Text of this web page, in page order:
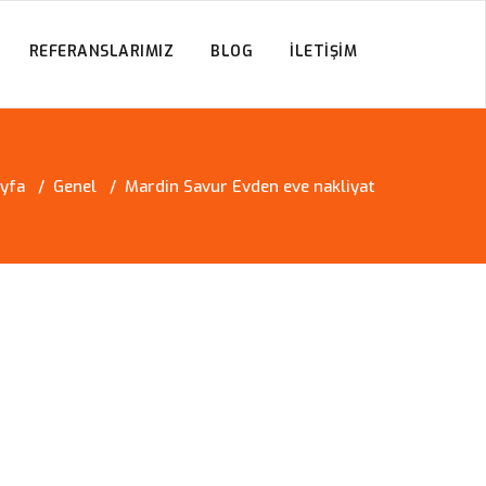
REFERANSLARIMIZ BLOG İLETIŞIM
/ Genel / Mardin Savur Evden eve nakliyat